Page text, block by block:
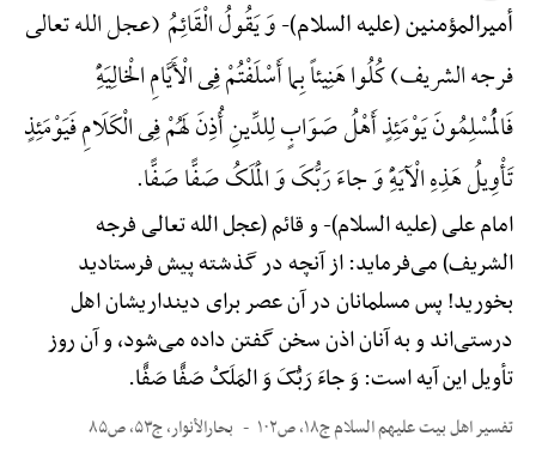
أمیرالمؤمنین (علیه السلام)-وَ یَقُولُ الْقَائِمُ (عجل الله تعالی
فرجه الشریف) کُلُوا هَنِیئاً بِما أَسْلَفْتُمْ فِی الْأَیَّامِ الْخالِیَهًِْ
فَالْمُسْلِمُونَ یَوْمَئِذٍ أَهْلُ صَوَابٍ لِلدِّینِ أُذِنَ لَهُمْ فِی الْکَلَامِ فَیَوْمَئِذٍ
تَأْوِیلُ هَذِهِ الْآیَهًِْ وَ جاءَ رَبُّکَ وَ الْمَلَکُ صَفًّا صَفًّا.
امام علی (علیه السلام)-و قائم (عجل الله تعالی فرجه
الشریف) می‌فرماید: از آنچه در گذشته پیش فرستادید
بخورید! پس مسلمانان در آن عصر برای دینداریشان اهل
درستی‌اند و به آنان اذن سخن گفتن داده می‌شود، و آن روز
تأویل این آیه است: وَ جاءَ رَبُّکَ وَ المَلَکُ صَفًّا صَفًّا.
تفسیر اهل بیت علیهم السلام ج۱۸، ص۱۰۲ بحارالأنوار، ج۵۳، ص۸۵